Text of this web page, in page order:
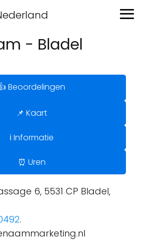
- Bladel
Beoordelingen
📌 Kaart
ℹ️ Informatie
⏰ Uren
6, 5531 CP Bladel,
.